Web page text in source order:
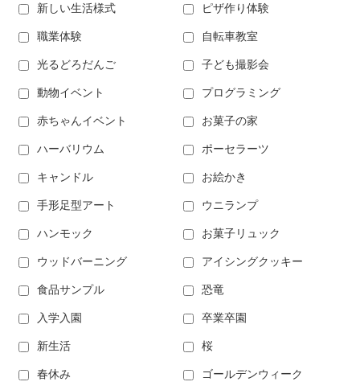
新しい生活様式 ピザ作り体験
職業体験 自転車教室
光るどろだんご 子ども撮影会
動物イベント プログラミング
赤ちゃんイベント お菓子の家
ハーバリウム ポーセラーツ
キャンドル お絵かき
手形足型アート ウニランプ
ハンモック お菓子リュック
ウッドバーニング アイシングクッキー
食品サンプル 恐竜
入学入園 卒業卒園
新生活 桜
春休み ゴールデンウィーク